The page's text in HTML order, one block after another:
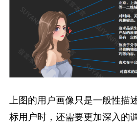
上图的用户画像只是一般性描
标用户时，还需要更加深入的